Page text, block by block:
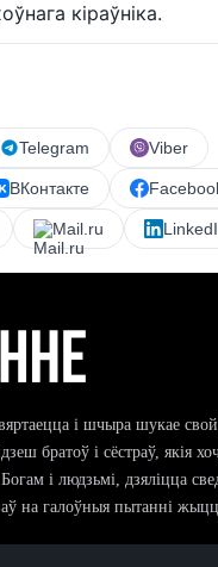
кіраўніка.
Telegram Viber
ВКонтакте
Mail.ru
і шчыра шукае
братоў і сёстраў, якія
і людзьмі, дзяліцца
на галоўныя пытанні